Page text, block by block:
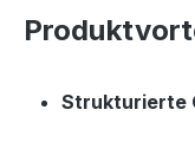
Strukturierte